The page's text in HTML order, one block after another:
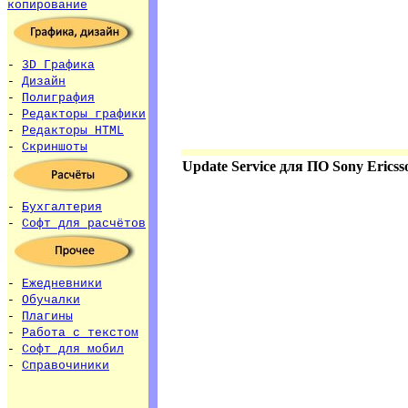
копирование
- 3D Графика
- Дизайн
- Полиграфия
- Редакторы графики
- Редакторы HTML
- Скриншоты
- Бухгалтерия
- Софт для расчётов
- Ежедневники
- Обучалки
- Плагины
- Работа с текстом
- Софт для мобил
- Справочиники
Update Service для ПО Sony